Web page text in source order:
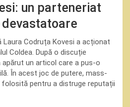
un parteneriat
Laura Codruța Kovesi a acționat
Coldea. După o discuție
un articol care a pus-o
În acest joc de putere, mass-
folosită pentru a distruge reputații